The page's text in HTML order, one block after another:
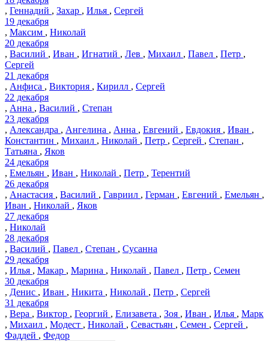
, Геннадий , Захар , Илья , Сергей
19 декабря
, Максим , Николай
20 декабря
, Василий , Иван , Игнатий , Лев , Михаил , Павел , Петр ,
Сергей
21 декабря
, Анфиса , Виктория , Кирилл , Сергей
22 декабря
, Анна , Василий , Степан
23 декабря
, Александра , Ангелина , Анна , Евгений , Евдокия , Иван ,
Константин , Михаил , Николай , Петр , Сергей , Степан ,
Татьяна , Яков
24 декабря
, Емельян , Иван , Николай , Петр , Терентий
26 декабря
, Анастасия , Василий , Гавриил , Герман , Евгений , Емельян ,
Иван , Николай , Яков
27 декабря
, Николай
28 декабря
, Василий , Павел , Степан , Сусанна
29 декабря
, Илья , Макар , Марина , Николай , Павел , Петр , Семен
30 декабря
, Денис , Иван , Никита , Николай , Петр , Сергей
31 декабря
, Вера , Виктор , Георгий , Елизавета , Зоя , Иван , Илья , Марк
, Михаил , Модест , Николай , Севастьян , Семен , Сергей ,
Фаддей , Федор